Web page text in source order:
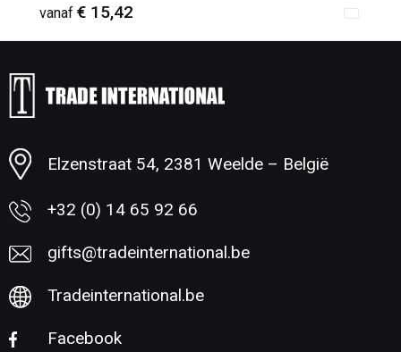
vanaf € 15,42
Minimale afname: 1
Elzenstraat 54, 2381 Weelde – België
+32 (0) 14 65 92 66
gifts@tradeinternational.be
Tradeinternational.be
Facebook